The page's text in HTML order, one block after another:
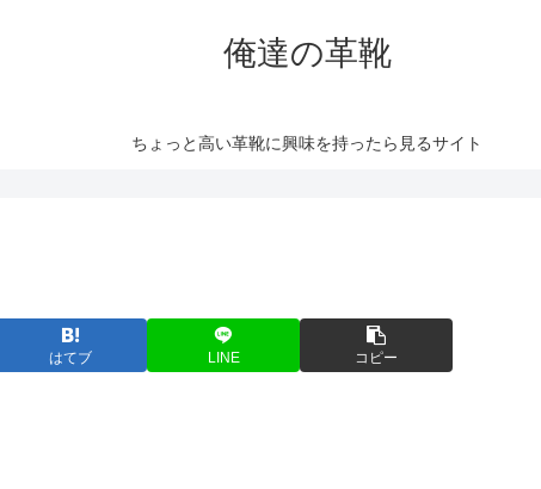
俺達の革靴
ちょっと高い革靴に興味を持ったら見るサイト
はてブ LINE コピー